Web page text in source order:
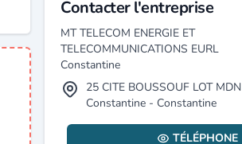
Contacter l'entreprise
MT TELECOM ENERGIE ET
TELECOMMUNICATIONS EURL
Constantine
25 CITE BOUSSOUF LOT MDN
Constantine - Constantine
TÉLÉPHONE